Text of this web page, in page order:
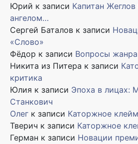
Юрий к записи Капитан
ангелом…
Сергей Баталов к записи
«Слово»
Фёдор к записи Вопросы жанра
Никита из Питера к записи
критика
Юлия к записи Эпоха в лицах:
Станкович
Олег к записи Каторжное
Тверич к записи Каторжное
Герман к записи Новации